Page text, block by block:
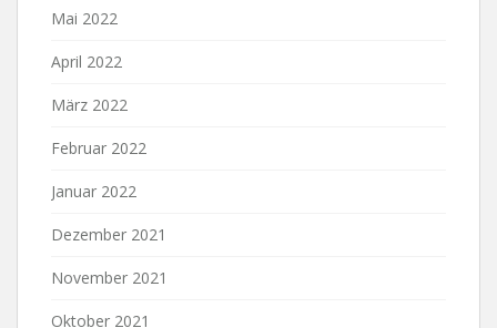
Mai 2022
April 2022
März 2022
Februar 2022
Januar 2022
Dezember 2021
November 2021
Oktober 2021